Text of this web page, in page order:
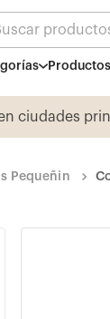
Pequeñin